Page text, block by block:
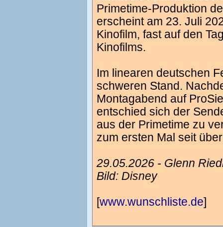
Primetime-Produktion
erscheint am 23. Juli
Kinofilm, fast auf den
Kinofilms.
Im linearen deutschen
schweren Stand.
Montagabend auf
entschied sich der
aus der Primetime zu
zum ersten Mal seit
29.05.2026 - Glenn
Bild: Disney
[www.wunschliste.de]